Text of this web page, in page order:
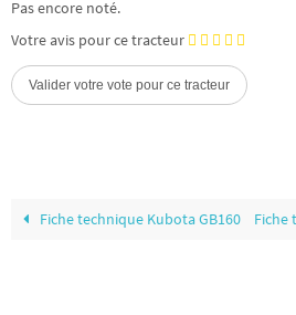
Pas encore noté.
Votre avis pour ce tracteur
Fiche technique Kubota GB160 Fiche